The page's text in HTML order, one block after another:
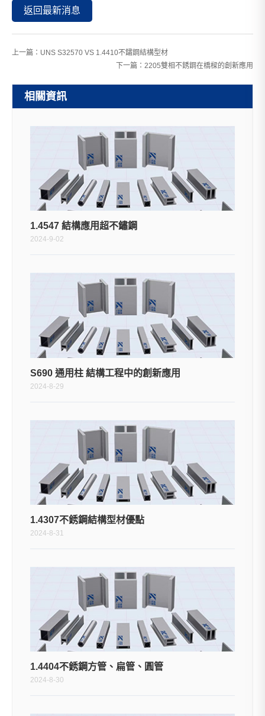
返回最新消息
上一篇： UNS S32570 VS 1.4410不鏽鋼結構型材
下一篇： 2205雙相不銹鋼在橋樑的創新應用
相關資訊
1.4547 結構應用超不鏽鋼
2024-9-02
S690 通用柱 結構工程中的創新應用
2024-8-29
1.4307不銹鋼結構型材優點
2024-8-31
1.4404不銹鋼方管、扁管、圓管
2024-8-30